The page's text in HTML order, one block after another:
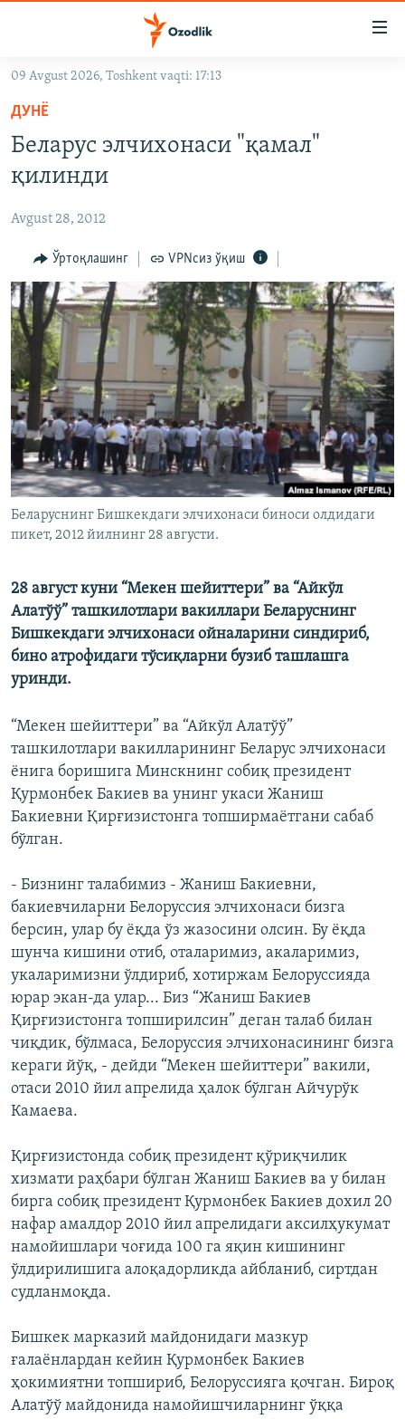
Асосий
навигацияга
ўтинг
Қидиришга
OZODARXIV
На русском
ИЖТИМОИЙ ТАРМОҚЛАР
Озодлик бошқа тилларда
09 Avgust 2026, Toshkent vaqti: 17:13
ДУНË
Беларус элчихонаси "қамал"
қилинди
Avgust 28, 2012
Ўртоқлашинг VPNсиз ўқиш
Беларуснинг Бишкекдаги элчихонаси биноси олдидаги
пикет, 2012 йилнинг 28 августи.
28 август куни “Мекен шейиттери” ва “Айкўл
Алатўў” ташкилотлари вакиллари Беларуснинг
Бишкекдаги элчихонаси ойналарини синдириб,
бино атрофидаги тўсиқларни бузиб ташлашга
уринди.
“Мекен шейиттери” ва “Айкўл Алатўў”
ташкилотлари вакилларининг Беларус элчихонаси
ёнига боришига Минскнинг собиқ президент
Қурмонбек Бакиев ва унинг укаси Жаниш
Бакиевни Қирғизистонга топширмаётгани сабаб
бўлган.
- Бизнинг талабимиз - Жаниш Бакиевни,
бакиевчиларни Белоруссия элчихонаси бизга
берсин, улар бу ёқда ўз жазосини олсин. Бу ёқда
шунча кишини отиб, оталаримиз, акаларимиз,
укаларимизни ўлдириб, хотиржам Белоруссияда
юрар экан-да улар... Биз “Жаниш Бакиев
Қирғизистонга топширилсин” деган талаб билан
чиқдик, бўлмаса, Белоруссия элчихонасининг бизга
кераги йўқ, - дейди “Мекен шейиттери” вакили,
отаси 2010 йил апрелида ҳалок бўлган Айчурўк
Камаева.
Қирғизистонда собиқ президент қўриқчилик
хизмати раҳбари бўлган Жаниш Бакиев ва у билан
бирга собиқ президент Қурмонбек Бакиев дохил 20
нафар амалдор 2010 йил апрелидаги аксилҳукумат
намойишлари чоғида 100 га яқин кишининг
ўлдирилишига алоқадорликда айбланиб, сиртдан
судланмоқда.
Бишкек марказий майдонидаги мазкур
ғалаёнлардан кейин Қурмонбек Бакиев
ҳокимиятни топшириб, Белоруссияга қочган. Бироқ
Алатўў майдонида намойишчиларнинг ўққа